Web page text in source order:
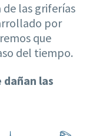
de las griferías
por
que
del tiempo.
dañan las